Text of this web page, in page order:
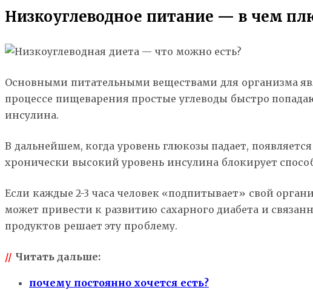
Низкоуглеводное питание — в чем
Основными питательными веществами для организма
процессе пищеварения простые углеводы быстро
инсулина.
В дальнейшем, когда уровень глюкозы падает,
хронически высокий уровень инсулина блокирует
Если каждые 2-3 часа человек «подпитывает» свой
может привести к развитию сахарного диабета и
продуктов решает эту проблему.
// Читать дальше:
почему постоянно хочется есть?